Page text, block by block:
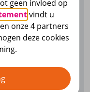
naar ons op
de
elk jaar in
ons waarin we
door aan
Zo kunnen
geen invloed op
vindt u
onze 4 partners
deze cookies